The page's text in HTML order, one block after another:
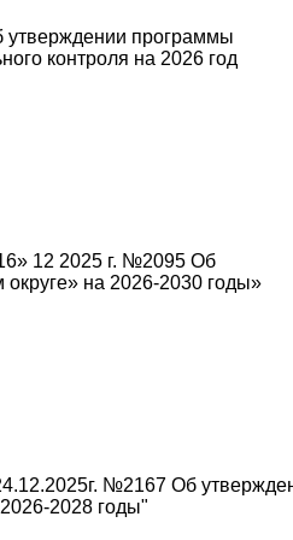
утверждении программы
контроля на 2026 год
12 2025 г. №2095 Об
на 2026-2030 годы»
№2167 Об
2028 годы"